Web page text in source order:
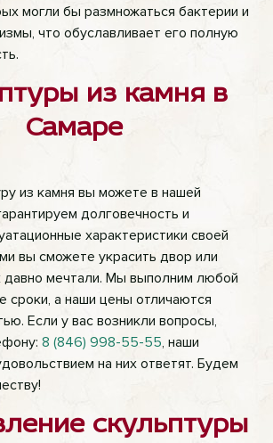
могли бы размножаться бактерии и
что обуславливает его полную
из камня в
Самаре
из камня вы можете в нашей
долговечность и
характеристики своей
вы сможете украсить двор или
давно мечтали. Мы выполним любой
сроки, а наши цены отличаются
Если у вас возникли вопросы,
8 (846) 998-55-55, наши
на них ответят. Будем
скульптуры